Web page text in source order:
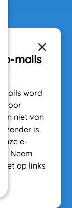
mails
word
voor
niet van
is.
e-
Neem
op links